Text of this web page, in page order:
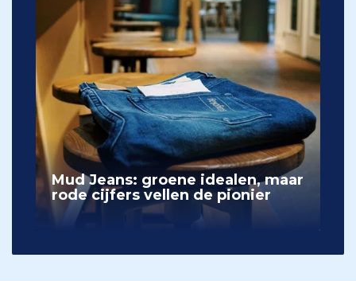
Mud Jeans: groene idealen, maar
rode cijfers vellen de pionier